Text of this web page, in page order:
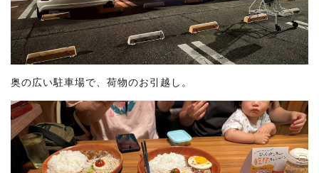
奥の広い駐車場で、荷物のお引越し。